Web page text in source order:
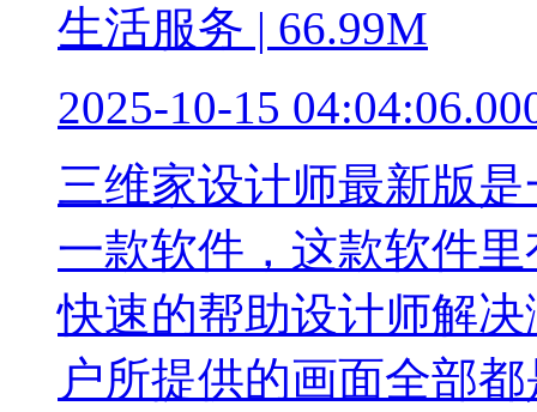
生活服务 | 66.99M
2025-10-15
三维家设计师最新版
一款软件，这款软件
快速的帮助设计师解
户所提供的画面全部